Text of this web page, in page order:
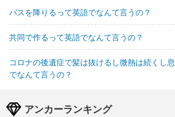
バスを降りるって英語でなんて言うの？
共同で作るって英語でなんて言うの？
コロナの後遺症で髪は抜けるし微熱は続くし
でなんて言うの？
アンカーランキング